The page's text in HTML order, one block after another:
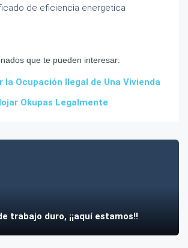
que te pueden interesar:
la Ocupación Ilegal de Una Vivienda
Okupas Legalmente
trabajo duro, ¡¡aquí estamos!!